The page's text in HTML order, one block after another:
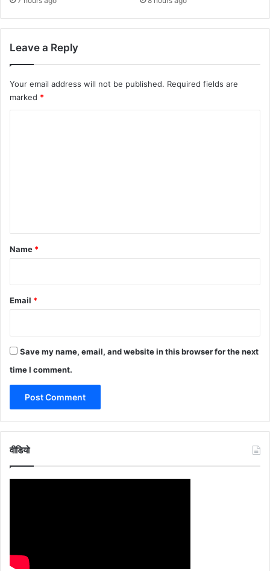
Leave a Reply
Your email address will not be published. Required fields are
marked *
*
Name *
Email *
Save my name, email, and website in this browser for the next
time I comment.
वीडियो